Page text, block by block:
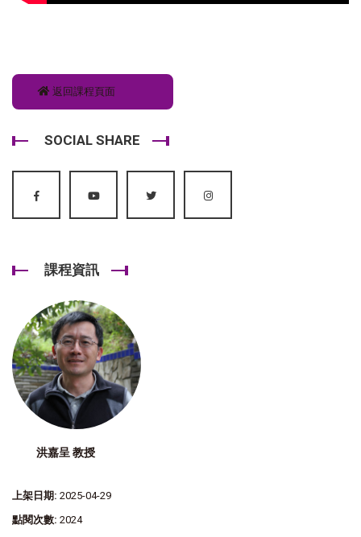
返回課程頁面
SOCIAL SHARE
課程資訊
洪嘉呈 教授
上架日期: 2025-04-29
點閱次數: 2024